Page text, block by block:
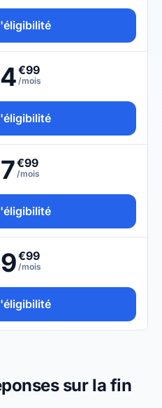
€99
/mois
€99
/mois
€99
/mois
sur la fin